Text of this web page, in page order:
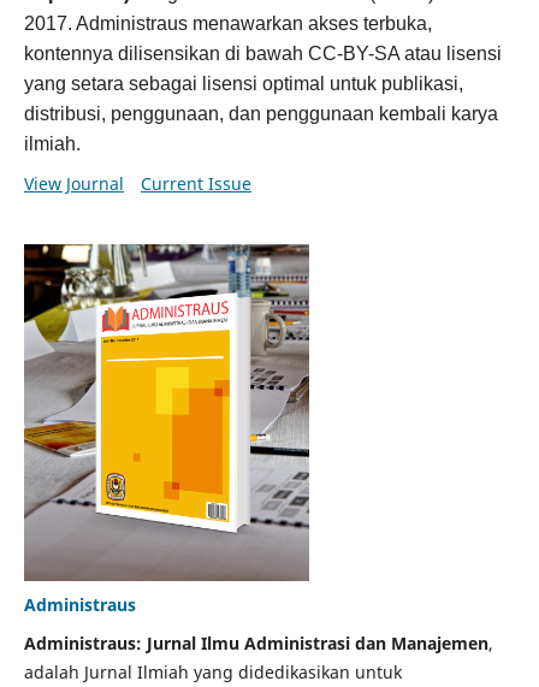
2017. Administraus menawarkan akses terbuka,
kontennya dilisensikan di bawah CC-BY-SA atau lisensi
yang setara sebagai lisensi optimal untuk publikasi,
distribusi, penggunaan, dan penggunaan kembali karya
ilmiah.
View Journal Current Issue
Administraus
Administraus: Jurnal Ilmu Administrasi dan Manajemen,
adalah Jurnal Ilmiah yang didedikasikan untuk